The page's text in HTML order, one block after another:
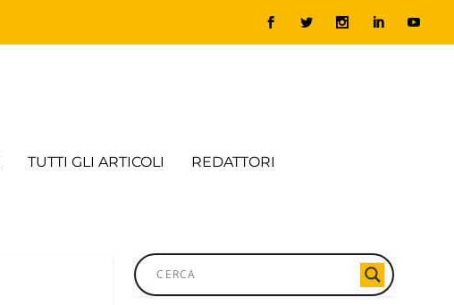
TUTTI GLI ARTICOLI REDATTORI